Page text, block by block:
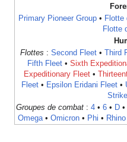
Primary Pioneer Group • Flotte
Flotte
Flottes : Second Fleet• Third
Fifth Fleet• Sixth
Expeditionary Fleet•
Fleet • Epsilon Eridani Fleet •
Groupes de combat : 4 • 6 • D •
Omega• Omicron • Phi • Rhino